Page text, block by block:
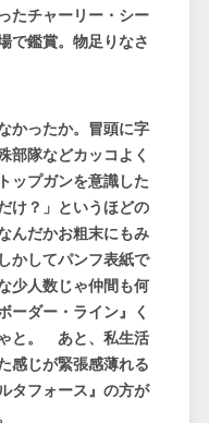
たチャーリー・シー
で鑑賞。物足りなさ
かったか。冒頭に字
部隊などカッコよく
ップガンを意識した
け？」というほどの
んだかお粗末にもみ
かしてパンフ表紙で
少人数じゃ仲間も何
ーダー・ライン』く
と。 あと、私生活
感じが緊張感薄れる
タフォース』の方が